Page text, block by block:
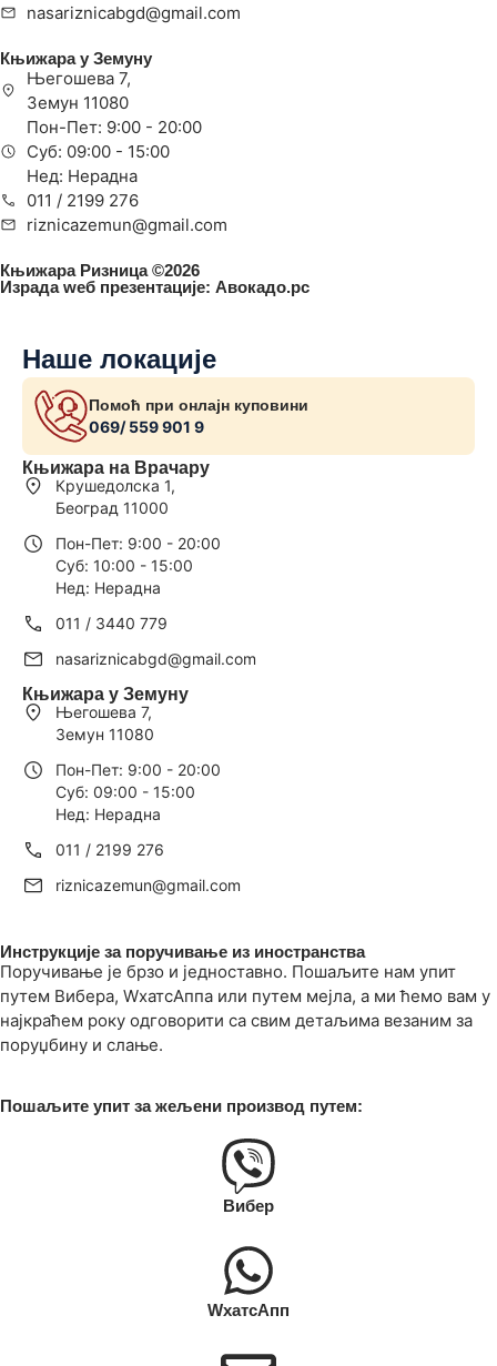
nasariznicabgd@gmail.com
Књижара у Земуну
Његошева 7,
Земун 11080
Пон-Пет: 9:00 - 20:00
Суб: 09:00 - 15:00
Нед: Нерадна
011 / 2199 276
riznicazemun@gmail.com
Књижара Ризница ©️2026
Израда wеб презентације: Авокадо.рс
Наше локације
Помоћ при онлајн куповини
069/ 559 901 9
Књижара на Врачару
Крушедолска 1,
Београд 11000
Пон-Пет: 9:00 - 20:00
Суб: 10:00 - 15:00
Нед: Нерадна
011 / 3440 779
nasariznicabgd@gmail.com
Књижара у Земуну
Његошева 7,
Земун 11080
Пон-Пет: 9:00 - 20:00
Суб: 09:00 - 15:00
Нед: Нерадна
011 / 2199 276
riznicazemun@gmail.com
Инструкције за поручивање из иностранства
Поручивање је брзо и једноставно. Пошаљите нам упит
путем Вибера, WхатсАппа или путем мејла, а ми ћемо вам у
најкраћем року одговорити са свим детаљима везаним за
поруџбину и слање.
Пошаљите упит за жељени производ путем:
Вибер
WхатсАпп